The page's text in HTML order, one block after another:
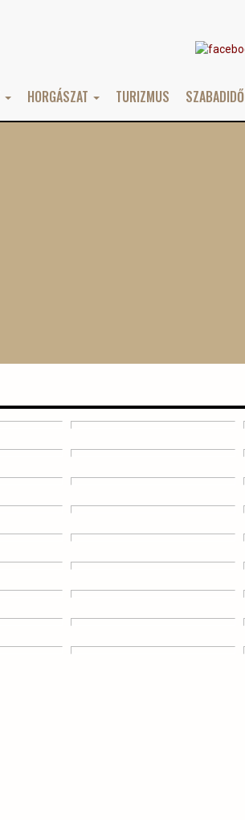
HORGÁSZAT TURIZMUS SZABADIDŐ